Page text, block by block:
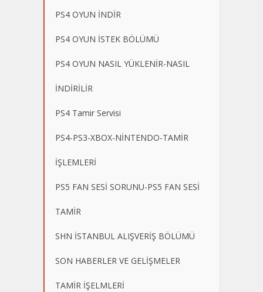
PS4 OYUN İNDİR
PS4 OYUN İSTEK BÖLÜMÜ
PS4 OYUN NASIL YÜKLENİR-NASIL
İNDİRİLİR
PS4 Tamir Servisi
PS4-PS3-XBOX-NİNTENDO-TAMİR
İŞLEMLERİ
PS5 FAN SESİ SORUNU-PS5 FAN SESİ
TAMİR
SHN İSTANBUL ALIŞVERİŞ BÖLÜMÜ
SON HABERLER VE GELİŞMELER
TAMİR İŞELMLERİ